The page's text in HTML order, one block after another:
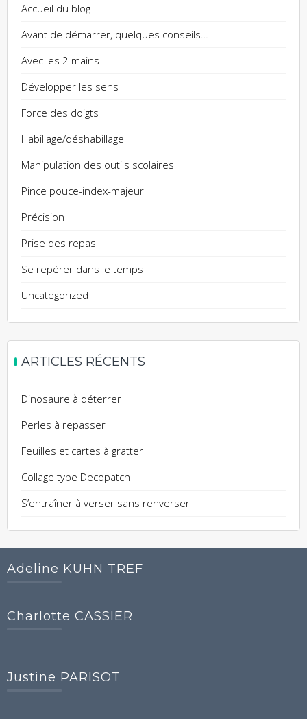
Accueil du blog
Avant de démarrer, quelques conseils…
Avec les 2 mains
Développer les sens
Force des doigts
Habillage/déshabillage
Manipulation des outils scolaires
Pince pouce-index-majeur
Précision
Prise des repas
Se repérer dans le temps
Uncategorized
ARTICLES RÉCENTS
Dinosaure à déterrer
Perles à repasser
Feuilles et cartes à gratter
Collage type Decopatch
S’entraîner à verser sans renverser
Adeline KUHN TREF
Charlotte CASSIER
Justine PARISOT